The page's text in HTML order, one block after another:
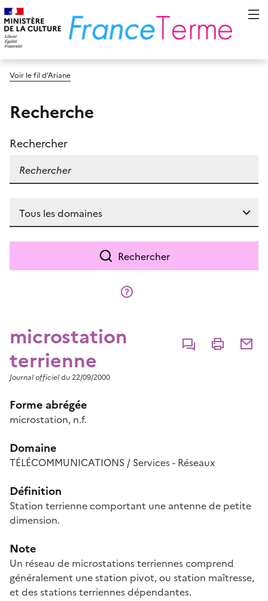
Voir le fil d’Ariane
Recherche
Rechercher
Rechercher
microstation
terrienne
CommenterImprimer
Journal officieldu 22/09/2000
Forme abrégée
microstation, n.f.
Domaine
TÉLÉCOMMUNICATIONS / Services - Réseaux
Définition
Station terrienne comportant une antenne de petite
dimension.
Note
Un réseau de microstations terriennes comprend
généralement une station pivot, ou station maîtresse,
et des stations terriennes dépendantes.